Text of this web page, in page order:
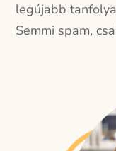
legújabb
Semmi spam,